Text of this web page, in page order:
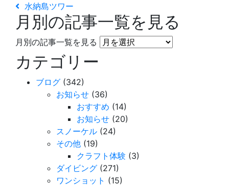
水納島ツワー
月別の記事一覧を見る
月別の記事一覧を見る
カテゴリー
ブログ (342)
お知らせ (36)
おすすめ (14)
お知らせ (20)
スノーケル (24)
その他 (19)
クラフト体験 (3)
ダイビング (271)
ワンショット (15)